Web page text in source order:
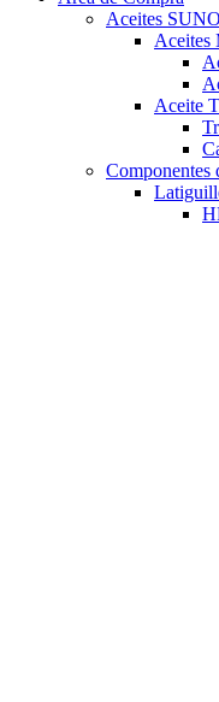
Aceites
Aceites
Aceite
Componentes